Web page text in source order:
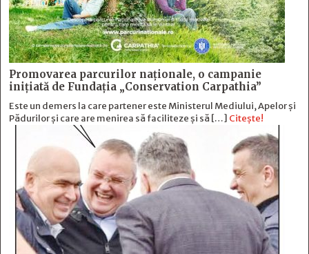
Promovarea parcurilor naționale, o campanie
inițiată de Fundația „Conservation Carpathia”
Este un demers la care partener este Ministerul Mediului, Apelor și
Pădurilor și care are menirea să faciliteze și să […] Citește!